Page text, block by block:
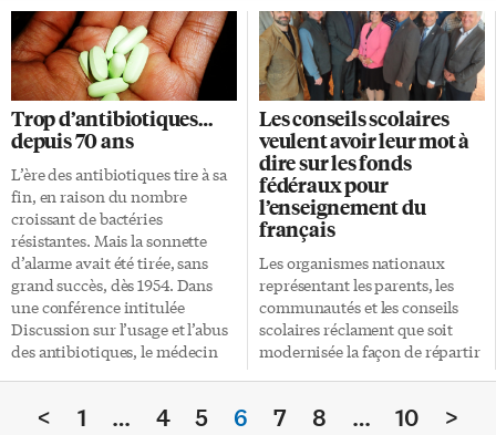
des isotopes médicaux dans le
monde. On appelle isotopes
médicaux ces particules plus
petites qu’un atome et
néanmoins indispensables en
médecine nucléaire pour
diagnostiquer certaines
maladies du cœur ou de notre
appareil circulatoire. Parce que
ces particules n’existent pas à
l’état naturel, celles de
techtenium-99 ne peuvent être
obtenues que par la
décomposition d’un autre
élément, le molybdenum-99.
Seuls […]
carte de notre galaxie, la Voie
lactée, au moins 400 millions
de petits points
supplémentaires. Et ce n’est pas
fini: Gaïa a déjà mesuré le
déplacement de deux millions
de ces étoiles à travers notre
galaxie et une cartographie de
millions d’autres est à venir.
Dès l’annonce, mercredi, des
magazines comme New
Scientist ou […]
Trop d’antibiotiques…
depuis 70 ans
L’ère des antibiotiques tire à sa
fin, en raison du nombre
croissant de bactéries
résistantes. Mais la sonnette
d’alarme avait été tirée, sans
grand succès, dès 1954. Dans
une conférence intitulée
Discussion sur l’usage et l’abus
des antibiotiques, le médecin
des propos dont les échos nous
Les conseils scolaires
veulent avoir leur mot à
dire sur les fonds
fédéraux pour
l’enseignement du
français
Les organismes nationaux
représentant les parents, les
communautés et les conseils
scolaires réclament que soit
modernisée la façon de répartir
vers l’enseignement du français
< 1 … 4 5 6 7 8 … 10 >